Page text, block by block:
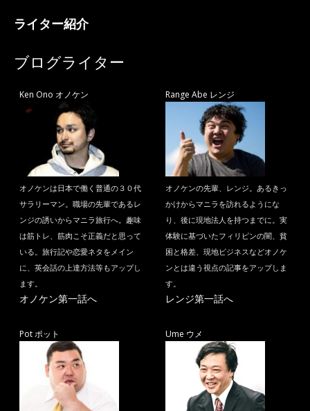
ライター紹介
ブログライター
Ken Ono オノケン
オノケンは日本で働く普通の３０代
サラリーマン。職場の先輩であるレ
ンジの誘いからマニラ旅行へ。趣味
は筋トレ、筋肉こそ正義だと思って
いる。旅行記や恋愛ネタをメイン
に、英会話の上達方法等もアップし
ます。
オノケン第一話へ
Range Abe レンジ
オノケンの先輩、レンジ。あるきっ
かけからマニラを訪れるようにな
り、後に現地法人を持つまでに。実
体験に基づいたフィリピンの闇、貧
困と格差、現地ビジネスなどオノケ
ンとは違う視点の記事をアップしま
す。
レンジ第一話へ
Pot ポット Ume ウメ